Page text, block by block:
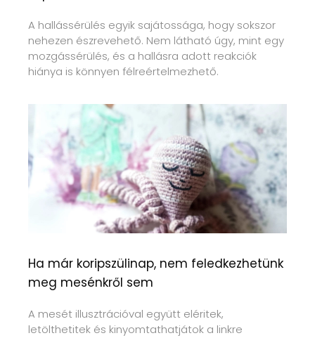
A hallássérülés egyik sajátossága, hogy sokszor
nehezen észrevehető. Nem látható úgy, mint egy
mozgássérülés, és a hallásra adott reakciók
hiánya is könnyen félreértelmezhető.
Ha már koripszülinap, nem feledkezhetünk
meg mesénkről sem
A mesét illusztrációval együtt eléritek,
letölthetitek és kinyomtathatjátok a linkre